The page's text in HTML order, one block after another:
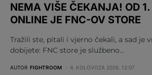
NEMA VIŠE ČEKANJA! OD
ONLINE JE FNC-OV STORE
Tražili ste, pitali i vjerno čekali, a sad je
dobijete: FNC store je službeno…
AUTOR FIGHTROOM 4. KOLOVOZA 2026. 12:07